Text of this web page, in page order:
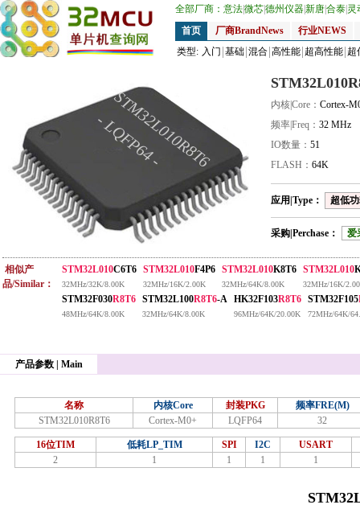
全部厂商： 意法微芯德州仪器新唐合泰 灵
首页
厂商BrandNews
行业NEWS
类型: 入门 基础 混合 高性能 超高性能 超
STM32L010R8T6
- LQFP64 -
内核|Core： Cortex-
频率|Freq： 32 MHz
IO数量： 51
FLASH： 64K
应用|Type： 超低
采购|Perchase： 爱
相似产
品/Similar：
STM32L010C6T6
32MHz/32K/8.00K
STM32L010F4P6
32MHz/16K/2.00K
STM32L010K8T6
32MHz/64K/8.00K
STM32L010
32MHz/16K/
STM32F030R8T6
48MHz/64K/8.00K
STM32L100R8T6-A
32MHz/64K/8.00K
HK32F103R8T6
96MHz/64K/20.00K
STM32F105
72MHz/64K/
产品参数 | Main
名称 内核Core 封装PKG
频率FRE(M)
STM32L010R8T6
Cortex-M0+ LQFP64 32
16位TIM 低耗LP_TIM SPI I2C
USART
2
1 1 1 1